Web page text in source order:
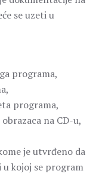
se uzeti u
programa,
programa,
na CD-u,
je utvrđeno da
kojoj se program